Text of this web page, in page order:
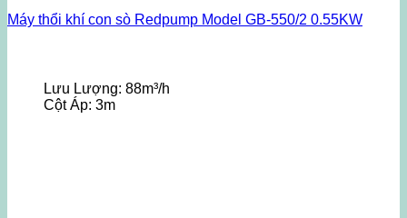
Máy thổi khí con sò Redpump Model GB-550/2 0.55KW
Lưu Lượng: 88m³/h
Cột Áp: 3m